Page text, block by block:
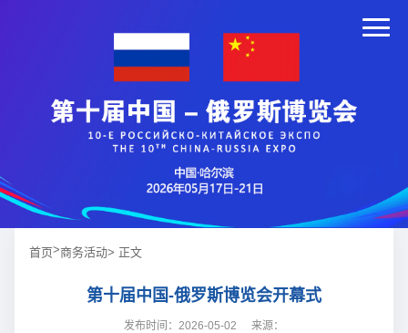
首页>商务活动> 正文
第十届中国-俄罗斯博览会开幕式
发布时间：2026-05-02 来源：